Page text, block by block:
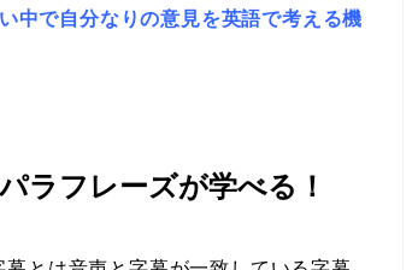
中で自分なりの意見を英語で考える機
ラフレーズが学べる！